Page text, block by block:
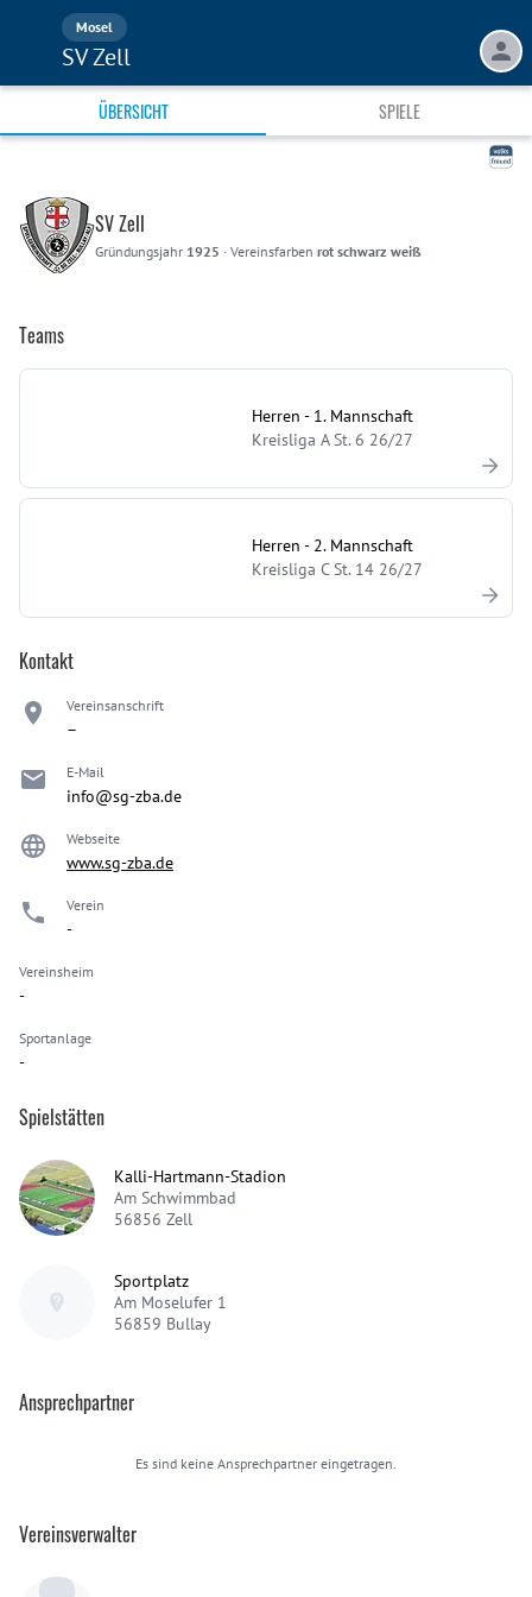
Mosel
SV Zell
ÜBERSICHT SPIELE
SV Zell
Gründungsjahr 1925 · Vereinsfarben rot schwarz weiß
Teams
Herren - 1. Mannschaft
Kreisliga A St. 6 26/27
Herren - 2. Mannschaft
Kreisliga C St. 14 26/27
Kontakt
Vereinsanschrift
–
E-Mail
info@sg-zba.de
Webseite
www.sg-zba.de
Verein
-
Vereinsheim
-
Sportanlage
-
Spielstätten
Kalli-Hartmann-Stadion
Am Schwimmbad
56856 Zell
Sportplatz
Am Moselufer 1
56859 Bullay
Ansprechpartner
Es sind keine Ansprechpartner eingetragen.
Vereinsverwalter